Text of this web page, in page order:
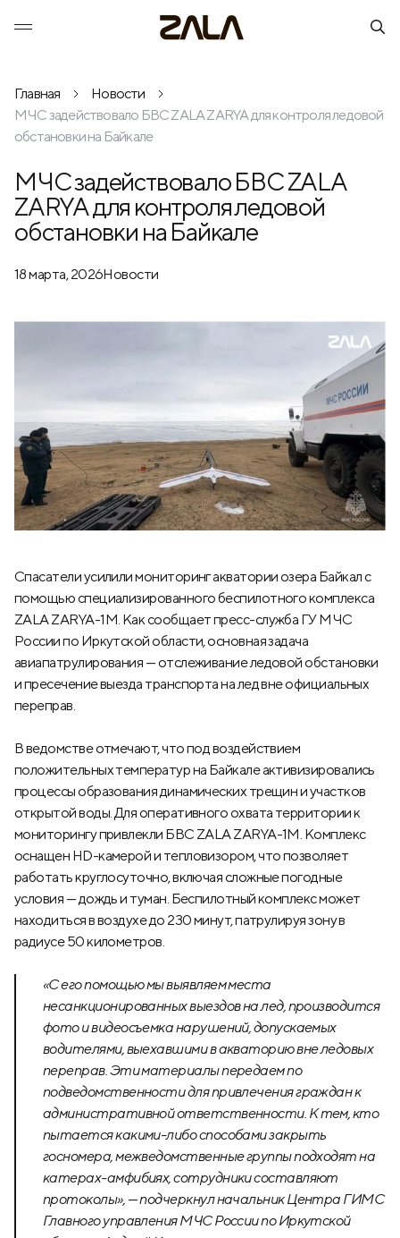
Главная
Новости
МЧС задействовало БВС ZALA ZARYA для контроля ледовой
обстановки на Байкале
МЧС задействовало БВС ZALA
ZARYA для контроля ледовой
обстановки на Байкале
18 марта, 2026Новости
Спасатели усилили мониторинг акватории озера Байкал с
помощью специализированного беспилотного комплекса
ZALA ZARYA-1M. Как сообщает пресс-служба ГУ МЧС
России по Иркутской области, основная задача
авиапатрулирования — отслеживание ледовой обстановки
и пресечение выезда транспорта на лед вне официальных
переправ.
В ведомстве отмечают, что под воздействием
положительных температур на Байкале активизировались
процессы образования динамических трещин и участков
открытой воды. Для оперативного охвата территории к
мониторингу привлекли БВС ZALA ZARYA-1M. Комплекс
оснащен HD-камерой и тепловизором, что позволяет
работать круглосуточно, включая сложные погодные
условия — дождь и туман. Беспилотный комплекс может
находиться в воздухе до 230 минут, патрулируя зону в
радиусе 50 километров.
«С его помощью мы выявляем места
несанкционированных выездов на лед, производится
фото и видеосъемка нарушений, допускаемых
водителями, выехавшими в акваторию вне ледовых
переправ. Эти материалы передаем по
подведомственности для привлечения граждан к
административной ответственности. К тем, кто
пытается какими-либо способами закрыть
госномера, межведомственные группы подходят на
катерах-амфибиях, сотрудники составляют
протоколы», — подчеркнул начальник Центра ГИМС
Главного управления МЧС России по Иркутской